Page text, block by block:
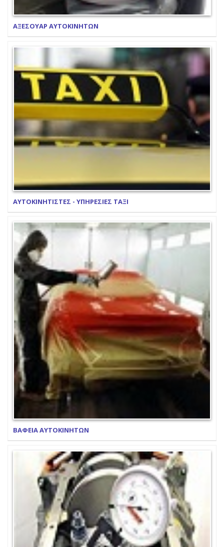
ΑΞΕΣΟΥΑΡ ΑΥΤΟΚΙΝΗΤΩΝ
ΑΥΤΟΚΙΝΗΤΙΣΤΕΣ - ΥΠΗΡΕΣΙΕΣ ΤΑΞΙ
ΒΑΦΕΙΑ ΑΥΤΟΚΙΝΗΤΩΝ